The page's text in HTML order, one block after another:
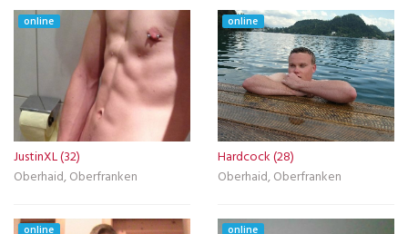
online
JustinXL (32)
Oberhaid, Oberfranken
online
Hardcock (28)
Oberhaid, Oberfranken
online online